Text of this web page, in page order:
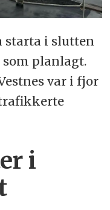
starta i slutten
som planlagt.
var i fjor
i